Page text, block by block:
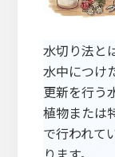
水切り法と
水中につけ
更新を行う
植物または
で行われて